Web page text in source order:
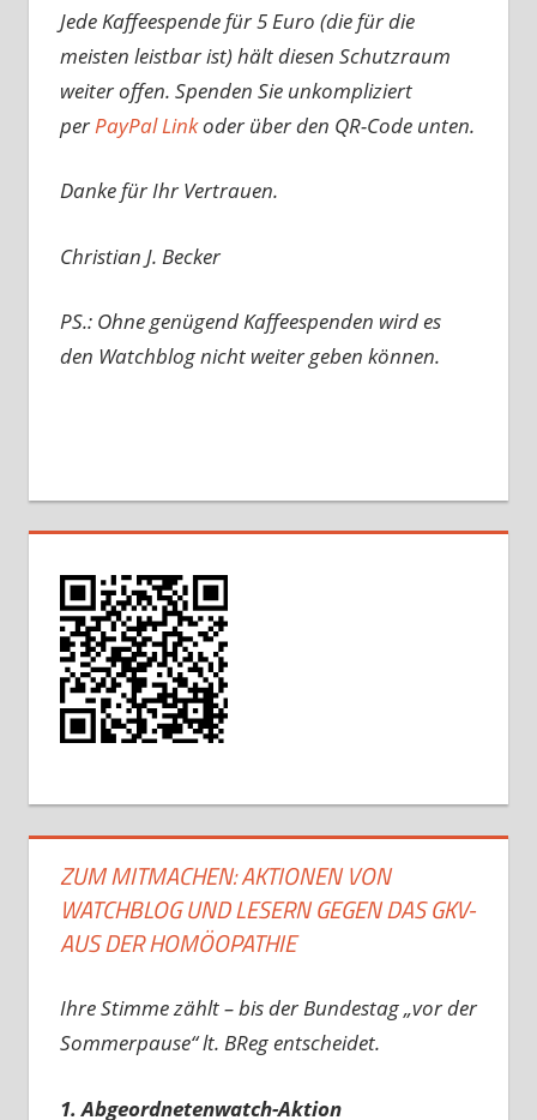
Jede Kaffeespende für 5 Euro (die für die
meisten leistbar ist) hält diesen Schutzraum
weiter offen. Spenden Sie unkompliziert
perPayPal Linkoder über den QR-Code unten.
Danke für Ihr Vertrauen.
Christian J. Becker
PS.: Ohne genügend Kaffeespenden wird es
den Watchblog nicht weiter geben können.
ZUM MITMACHEN: AKTIONEN VON
WATCHBLOG UND LESERN GEGEN DAS GKV-
AUS DER HOMÖOPATHIE
Ihre Stimme zählt – bis der Bundestag „vor der
Sommerpause“ lt. BReg entscheidet.
1. Abgeordnetenwatch-Aktion